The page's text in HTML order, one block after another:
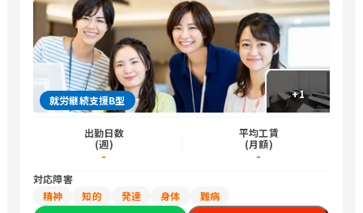
+1
就労継続支援B型
出勤日数
(週)
-
平均工賃
(月額)
-
対応障害
精神
知的 発達 身体 難病